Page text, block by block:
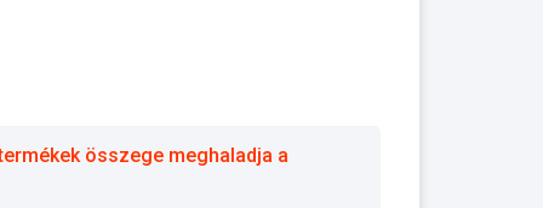
összege meghaladja a